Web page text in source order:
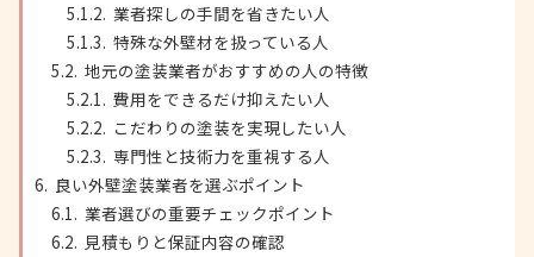
業者探しの手間を省きたい人
特殊な外壁材を扱っている人
地元の塗装業者がおすすめの人の特徴
費用をできるだけ抑えたい人
こだわりの塗装を実現したい人
専門性と技術力を重視する人
良い外壁塗装業者を選ぶポイント
業者選びの重要チェックポイント
見積もりと保証内容の確認